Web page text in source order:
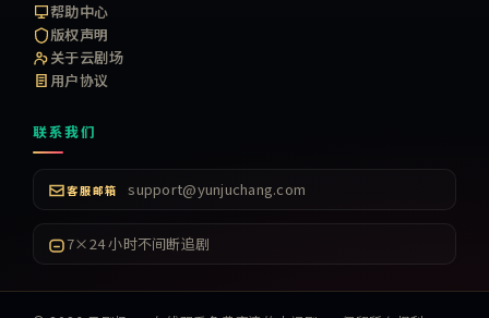
帮助中心
版权声明
关于云剧场
用户协议
联系我们
客服邮箱 support@yunjuchang.com
7×24 小时不间断追剧